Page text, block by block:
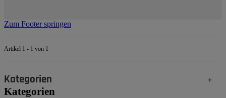
Zum Footer springen
Artikel 1 - 1 von 1
Kategorien
Kategorien